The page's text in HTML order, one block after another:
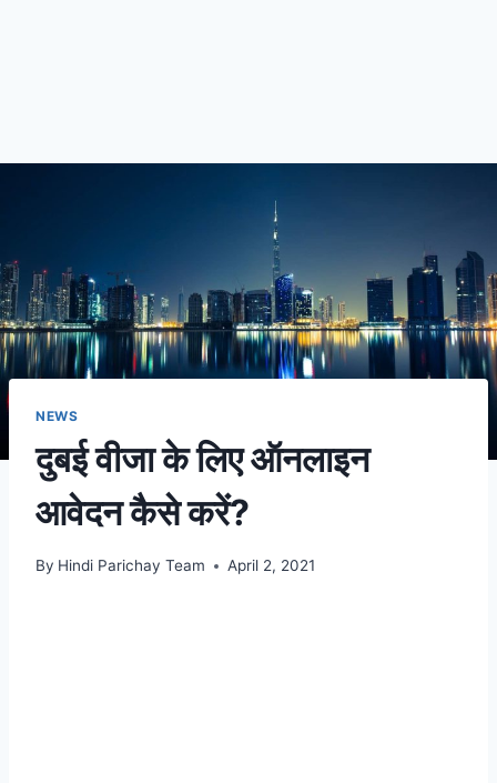
NEWS
दुबई वीजा के लिए ऑनलाइन
आवेदन कैसे करें?
By Hindi Parichay Team April 2, 2021